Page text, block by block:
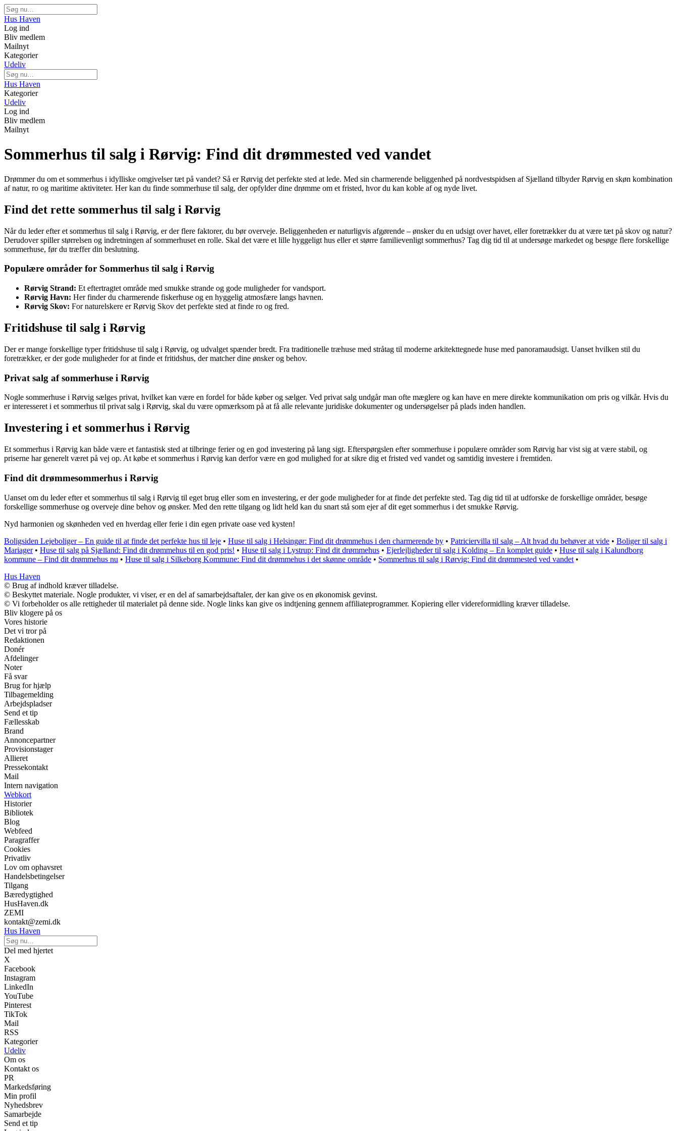
Hus Haven
Log ind
Bliv medlem
Mailnyt
Kategorier
Udeliv
Hus Haven
Kategorier
Udeliv
Log ind
Bliv medlem
Mailnyt
Sommerhus til salg i Rørvig: Find dit drømmested ved vandet
Drømmer du om et sommerhus i idylliske omgivelser tæt på vandet? Så er Rørvig det perfekte sted at lede. Med sin charmerende beliggenhed på nordvestspidsen af Sjælland tilbyder Rørvig en skøn kombination
af natur, ro og maritime aktiviteter. Her kan du finde sommerhuse til salg, der opfylder dine drømme om et fristed, hvor du kan koble af og nyde livet.
Find det rette sommerhus til salg i Rørvig
Når du leder efter et sommerhus til salg i Rørvig, er der flere faktorer, du bør overveje. Beliggenheden er naturligvis afgørende – ønsker du en udsigt over havet, eller foretrækker du at være tæt på skov og natur?
Derudover spiller størrelsen og indretningen af sommerhuset en rolle. Skal det være et lille hyggeligt hus eller et større familievenligt sommerhus? Tag dig tid til at undersøge markedet og besøge flere forskellige
sommerhuse, før du træffer din beslutning.
Populære områder for Sommerhus til salg i Rørvig
Rørvig Strand: Et eftertragtet område med smukke strande og gode muligheder for vandsport.
Rørvig Havn: Her finder du charmerende fiskerhuse og en hyggelig atmosfære langs havnen.
Rørvig Skov: For naturelskere er Rørvig Skov det perfekte sted at finde ro og fred.
Fritidshuse til salg i Rørvig
Der er mange forskellige typer fritidshuse til salg i Rørvig, og udvalget spænder bredt. Fra traditionelle træhuse med stråtag til moderne arkitekttegnede huse med panoramaudsigt. Uanset hvilken stil du
foretrækker, er der gode muligheder for at finde et fritidshus, der matcher dine ønsker og behov.
Privat salg af sommerhuse i Rørvig
Nogle sommerhuse i Rørvig sælges privat, hvilket kan være en fordel for både køber og sælger. Ved privat salg undgår man ofte mæglere og kan have en mere direkte kommunikation om pris og vilkår. Hvis du
er interesseret i et sommerhus til privat salg i Rørvig, skal du være opmærksom på at få alle relevante juridiske dokumenter og undersøgelser på plads inden handlen.
Investering i et sommerhus i Rørvig
Et sommerhus i Rørvig kan både være et fantastisk sted at tilbringe ferier og en god investering på lang sigt. Efterspørgslen efter sommerhuse i populære områder som Rørvig har vist sig at være stabil, og
priserne har generelt været på vej op. At købe et sommerhus i Rørvig kan derfor være en god mulighed for at sikre dig et fristed ved vandet og samtidig investere i fremtiden.
Find dit drømmesommerhus i Rørvig
Uanset om du leder efter et sommerhus til salg i Rørvig til eget brug eller som en investering, er der gode muligheder for at finde det perfekte sted. Tag dig tid til at udforske de forskellige områder, besøge
forskellige sommerhuse og overveje dine behov og ønsker. Med den rette tilgang og lidt held kan du snart stå som ejer af dit eget sommerhus i det smukke Rørvig.
Nyd harmonien og skønheden ved en hverdag eller ferie i din egen private oase ved kysten!
Boligsiden Lejeboliger – En guide til at finde det perfekte hus til leje • Huse til salg i Helsingør: Find dit drømmehus i den charmerende by • Patriciervilla til salg – Alt hvad du behøver at vide • Boliger til salg i
Mariager• Huse til salg på Sjælland: Find dit drømmehus til en god pris! • Huse til salg i Lystrup: Find dit drømmehus • Ejerlejligheder til salg i Kolding – En komplet guide • Huse til salg i Kalundborg
kommune – Find dit drømmehus nu • Huse til salg i Silkeborg Kommune: Find dit drømmehus i det skønne område • Sommerhus til salg i Rørvig: Find dit drømmested ved vandet •
Hus Haven
© Brug af indhold kræver tilladelse.
© Beskyttet materiale. Nogle produkter, vi viser, er en del af samarbejdsaftaler, der kan give os en økonomisk gevinst.
© Vi forbeholder os alle rettigheder til materialet på denne side. Nogle links kan give os indtjening gennem affiliateprogrammer. Kopiering eller videreformidling kræver tilladelse.
Bliv klogere på os
Vores historie
Det vi tror på
Redaktionen
Donér
Afdelinger
Noter
Få svar
Brug for hjælp
Tilbagemelding
Arbejdspladser
Send et tip
Fællesskab
Brand
Annoncepartner
Provisionstager
Allieret
Pressekontakt
Mail
Intern navigation
Webkort
Historier
Bibliotek
Blog
Webfeed
Paragraffer
Cookies
Privatliv
Lov om ophavsret
Handelsbetingelser
Tilgang
Bæredygtighed
HusHaven.dk
ZEMI
kontakt@zemi.dk
Hus Haven
Del med hjertet
X
Facebook
Instagram
LinkedIn
YouTube
Pinterest
TikTok
Mail
RSS
Kategorier
Udeliv
Om os
Kontakt os
PR
Markedsføring
Min profil
Nyhedsbrev
Samarbejde
Send et tip